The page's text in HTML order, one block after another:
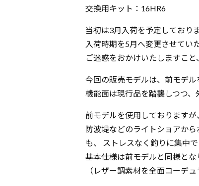
交換用キット：16HR6
当初は3月入荷を予定しており
入荷時期を5月へ変更させてい
ご迷惑をおかけいたしますこと
今回の販売モデルは、前モデル
機能面は現行品を踏襲しつつ、
前モデルを使用しておりますが
防波堤などのライトショアか
も、 ストレスなく釣りに集中で
基本仕様は前モデルと同様とな
（レザー調素材を全面コーデュ